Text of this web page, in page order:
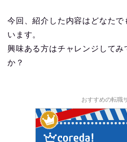
今回、紹介した内容はどなたで
います。
興味ある方はチャレンジしてみ
か？
おすすめの転職